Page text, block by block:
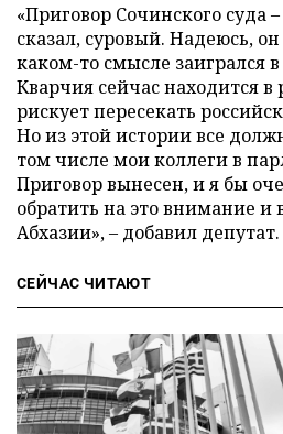
«Приговор Сочинского суда
сказал, суровый. Надеюсь, он
каком-то смысле заигрался
Кварчия сейчас находится в
рискует пересекать
Но из этой истории все
том числе мои коллеги в
Приговор вынесен, и я бы
обратить на это внимание и
Абхазии», – добавил депутат.
СЕЙЧАС ЧИТАЮТ